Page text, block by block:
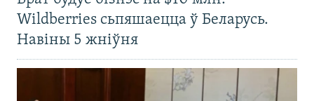
Wildberries сьпяшаецца ў Беларусь.
Навіны 5 жніўня